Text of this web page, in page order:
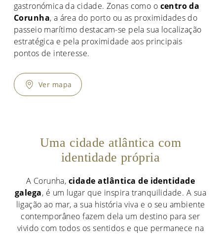
gastronómica da cidade. Zonas como o centro da
Corunha, a área do porto ou as proximidades do
passeio marítimo destacam-se pela sua localização
estratégica e pela proximidade aos principais
pontos de interesse.
Ver mapa
Uma cidade atlântica com
identidade própria
A Corunha, cidade atlântica de identidade
galega, é um lugar que inspira tranquilidade. A sua
ligação ao mar, a sua história viva e o seu ambiente
contemporâneo fazem dela um destino para ser
vivido com todos os sentidos e que permanece na